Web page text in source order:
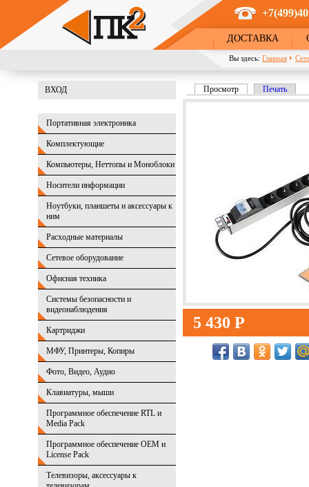
Перейти к основному содержанию
ДОСТАВКА
Вы здесь: Главная
ВХОД
Портативная электроника
Комплектующие
Компьютеры, Неттопы и Моноблоки
Носители информации
Ноутбуки, планшеты и аксессуары к
ним
Расходные материалы
Сетевое оборудование
Офисная техника
Системы безопасности и
видеонаблюдения
Картриджи
МФУ, Принтеры, Копиры
Фото, Видео, Аудио
Клавиатуры, мыши
Программное обеспечение RTL и
Media Pack
Программное обеспечение OEM и
License Pack
Телевизоры, аксессуары к
Главные вкладки
Просмотр (активная вкладка)
Печать
5 430 Р